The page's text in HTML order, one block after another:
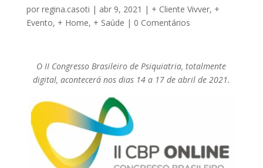
por regina.casoti | abr 9, 2021 | + Cliente Vivver, +
Evento, + Home, + Saúde | 0 Comentários
O II Congresso Brasileiro de Psiquiatria, totalmente
digital, acontecerá nos dias 14 a 17 de abril de 2021.